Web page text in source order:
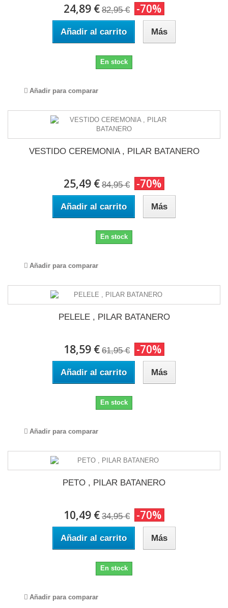
24,89 € 82,95 € -70%
Añadir al carrito Más
En stock
Añadir para comparar
VESTIDO CEREMONIA , PILAR BATANERO
25,49 € 84,95 € -70%
Añadir al carrito Más
En stock
Añadir para comparar
PELELE , PILAR BATANERO
18,59 € 61,95 € -70%
Añadir al carrito Más
En stock
Añadir para comparar
PETO , PILAR BATANERO
10,49 € 34,95 € -70%
Añadir al carrito Más
En stock
Añadir para comparar